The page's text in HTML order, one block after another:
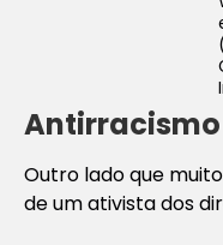
Antirracismo
Outro lado que
de um ativista dos